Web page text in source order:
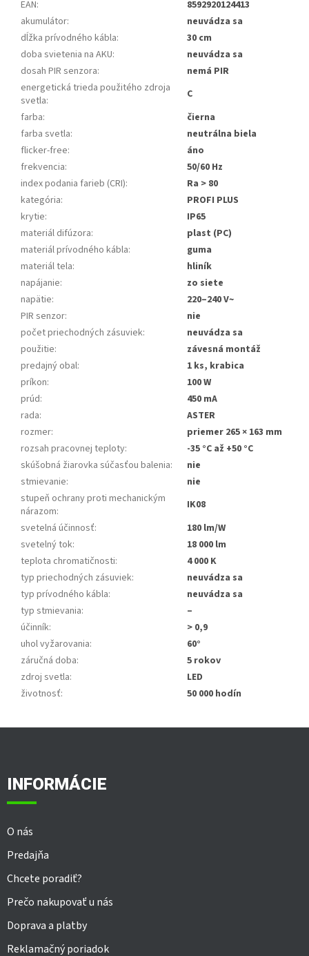
EAN:
8592920124413
akumulátor:
neuvádza sa
dĺžka prívodného kábla:
30 cm
doba svietenia na AKU:
neuvádza sa
dosah PIR senzora:
nemá PIR
energetická trieda použitého zdroja
svetla:
C
farba:
čierna
farba svetla:
neutrálna biela
flicker-free:
áno
frekvencia:
50/60 Hz
index podania farieb (CRI):
Ra > 80
kategória:
PROFI PLUS
krytie:
IP65
materiál difúzora:
plast (PC)
materiál prívodného kábla:
guma
materiál tela:
hliník
napájanie:
zo siete
napätie:
220–240 V~
PIR senzor:
nie
počet priechodných zásuviek:
neuvádza sa
použitie:
závesná montáž
predajný obal:
1 ks, krabica
príkon:
100 W
prúd:
450 mA
rada:
ASTER
rozmer:
priemer 265 × 163 mm
rozsah pracovnej teploty:
-35 °C až +50 °C
skúšobná žiarovka súčasťou balenia:
nie
stmievanie:
nie
stupeň ochrany proti mechanickým
nárazom:
IK08
svetelná účinnosť:
180 lm/W
svetelný tok:
18 000 lm
teplota chromatičnosti:
4 000 K
typ priechodných zásuviek:
neuvádza sa
typ prívodného kábla:
neuvádza sa
typ stmievania:
–
účinník:
> 0,9
uhol vyžarovania:
60°
záručná doba:
5 rokov
zdroj svetla:
LED
životnosť: 50 000 hodín
INFORMÁCIE
O nás
Predajňa
Chcete poradiť?
Prečo nakupovať u nás
Doprava a platby
Reklamačný poriadok